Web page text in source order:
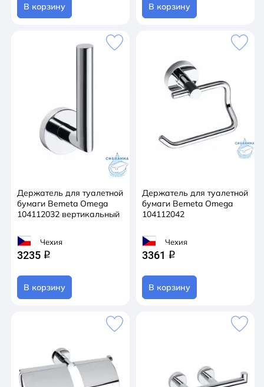
В корзину В корзину
Держатель для туалетной
бумаги Bemeta Omega
104112032 вертикальный
Чехия
3235 q
В корзину
Держатель для туалетной
бумаги Bemeta Omega
104112042
Чехия
3361 q
В корзину